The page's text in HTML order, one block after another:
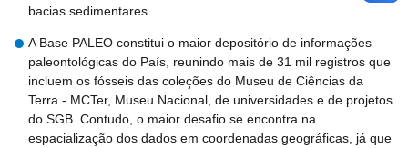
bacias sedimentares.
A Base PALEO constitui o maior depositório de informações
paleontológicas do País, reunindo mais de 31 mil registros que
incluem os fósseis das coleções do Museu de Ciências da
Terra - MCTer, Museu Nacional, de universidades e de projetos
do SGB. Contudo, o maior desafio se encontra na
espacialização dos dados em coordenadas geográficas, já que